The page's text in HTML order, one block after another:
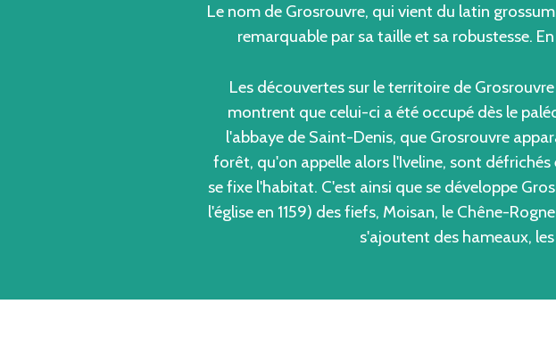
Le nom de Grosrouvre, qui vient du latin
remarquable par sa taille et sa robustesse.
Les découvertes sur le territoire de
montrent que celui-ci a été occupé dès le
l'abbaye de Saint-Denis, que Grosrouvre
forêt, qu'on appelle alors l'Iveline, sont
se fixe l'habitat. C'est ainsi que se développe
l'église en 1159) des fiefs, Moisan, le Chêne-
s'ajoutent des hameaux,